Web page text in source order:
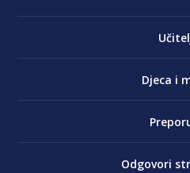
Djeca i
Odgovori